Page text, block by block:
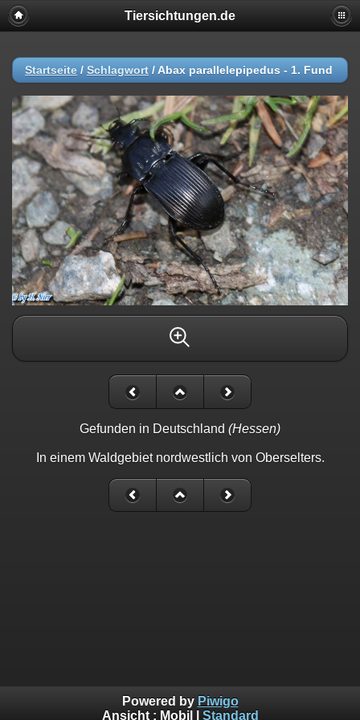
Tiersichtungen.de
Startseite / Schlagwort / Abax parallelepipedus - 1. Fund
Gefunden in Deutschland (Hessen)
In einem Waldgebiet nordwestlich von Oberselters.
Powered by Piwigo
Ansicht : Mobil Standard